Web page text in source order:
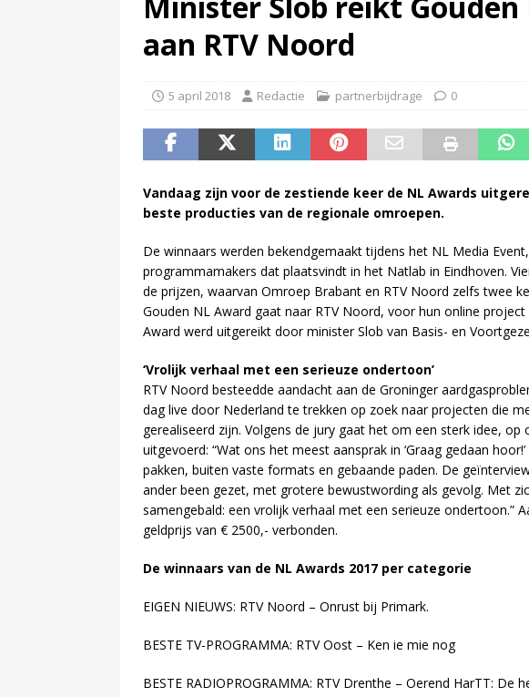
( Patrick Kicken: Miljuschka Witzenhausen wil wel
maar mag dat niet vanwege haar veiligheid
aan RTV Noord
5 april 2018 Redactie partnerbijdrage 0
Vandaag zijn voor de zestiende keer de NL Awards
beste producties van de regionale omroepen.
De winnaars werden bekendgemaakt tijdens het NL Media
programmamakers dat plaatsvindt in het Natlab in Eindhoven.
de prijzen, waarvan Omroep Brabant en RTV Noord zelfs twee
Gouden NL Award gaat naar RTV Noord, voor hun online project
Award werd uitgereikt door minister Slob van Basis- en
‘Vrolijk verhaal met een serieuze ondertoon’
RTV Noord besteedde aandacht aan de Groninger
dag live door Nederland te trekken op zoek naar projecten die
gerealiseerd zijn. Volgens de jury gaat het om een sterk idee,
uitgevoerd: “Wat ons het meest aansprak in ‘Graag gedaan
pakken, buiten vaste formats en gebaande paden. De
ander been gezet, met grotere bewustwording als gevolg. Met
samengebald: een vrolijk verhaal met een serieuze ondertoon.”
geldprijs van € 2500,- verbonden.
De winnaars van de NL Awards 2017 per categorie
EIGEN NIEUWS: RTV Noord – Onrust bij Primark.
BESTE TV-PROGRAMMA: RTV Oost – Ken ie mie nog
BESTE RADIOPROGRAMMA: RTV Drenthe – Oerend HarTT: De